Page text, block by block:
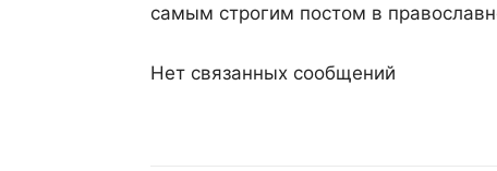
самым строгим постом в
Нет связанных сообщений